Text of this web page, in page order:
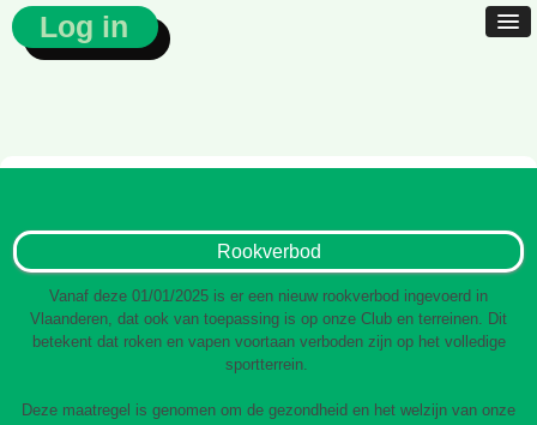
Log in
Rookverbod
Vanaf deze 01/01/2025 is er een nieuw rookverbod ingevoerd in
Vlaanderen, dat ook van toepassing is op onze Club en terreinen. Dit
betekent dat roken en vapen voortaan verboden zijn op het volledige
sportterrein.
Deze maatregel is genomen om de gezondheid en het welzijn van onze